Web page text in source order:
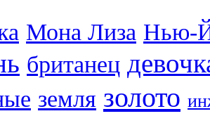
Мона Лиза Нью-
британец
земля золото